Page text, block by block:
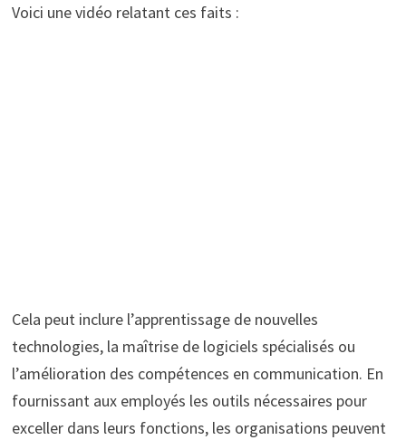
Voici une vidéo relatant ces faits :
Cela peut inclure l’apprentissage de nouvelles
technologies, la maîtrise de logiciels spécialisés ou
l’amélioration des compétences en communication. En
fournissant aux employés les outils nécessaires pour
exceller dans leurs fonctions, les organisations peuvent